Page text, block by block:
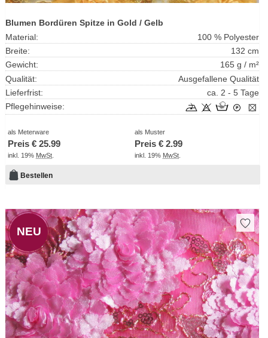
Blumen Bordüren Spitze in Gold / Gelb
Material:
100 % Polyester
Breite:
132 cm
Gewicht:
165 g / m²
Qualität:
Ausgefallene Qualität
Lieferfrist:
ca. 2 - 5 Tage
Pflegehinweise:
als Meterware
Preis € 25.99
inkl. 19% MwSt.
als Muster
Preis €2.99
inkl. 19% MwSt.
Bestellen
NEU